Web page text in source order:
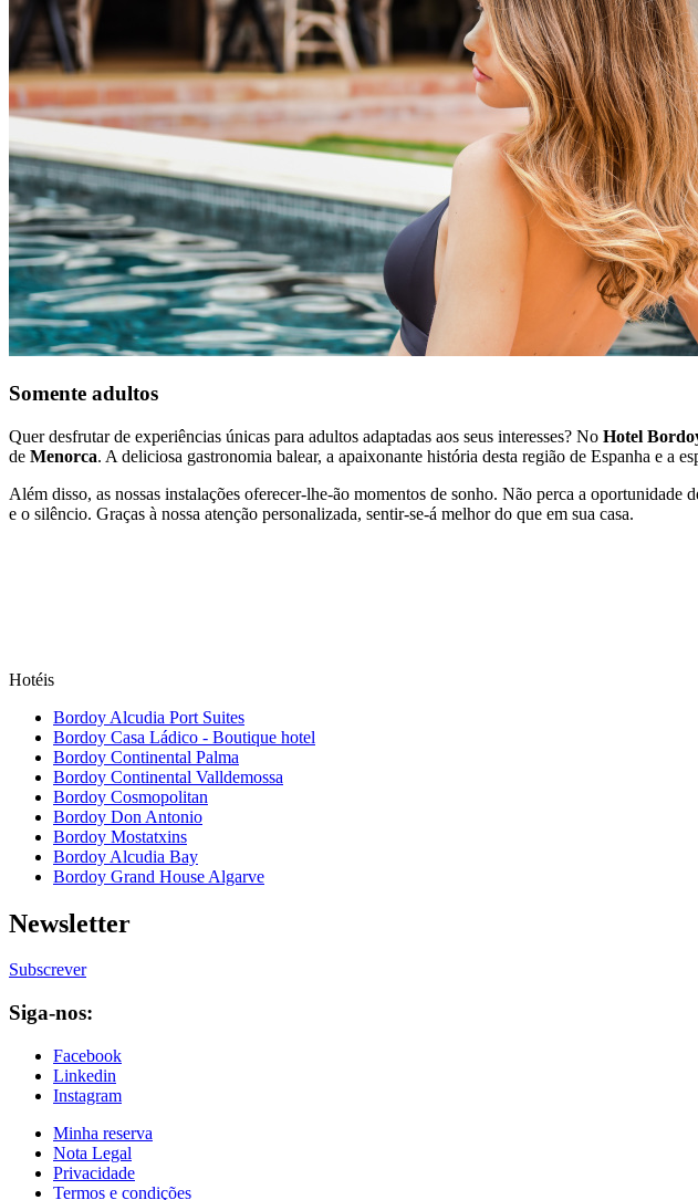
Somente adultos
Quer desfrutar de experiências únicas para adultos adaptadas aos seus interesses? No Hotel
de Menorca. A deliciosa gastronomia balear, a apaixonante história desta região de Espanha e a
Além disso, as nossas instalações oferecer-lhe-ão momentos de sonho. Não perca a oportunidade
e o silêncio. Graças à nossa atenção personalizada, sentir-se-á melhor do que em sua casa.
Hotéis
Bordoy Alcudia Port Suites
Bordoy Casa Ládico - Boutique hotel
Bordoy Continental Palma
Bordoy Continental Valldemossa
Bordoy Cosmopolitan
Bordoy Don Antonio
Bordoy Mostatxins
Bordoy Alcudia Bay
Bordoy Grand House Algarve
Newsletter
Subscrever
Siga-nos:
Facebook
Linkedin
Instagram
Minha reserva
Nota Legal
Privacidade
Termos e condições